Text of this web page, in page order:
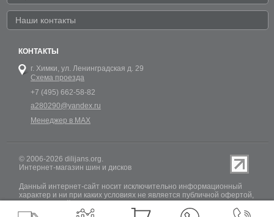
Наши контакты
КОНТАКТЫ
г. Химки, ул. Ленинградская д. 29
Схема проезда
+7 (495) 662-58-82
a280290@yandex.ru
Менеджер в MAX
© 2006-2026 dilijans.org.
Интернет-магазин шин и дисков
Данный интернет-сайт носит исключительно информационный
характер и ни при каких условиях не является публичной офертой,
определяемой положениями Статьи 437 (2) Гражданского кодекса
РФ. Обновление информации о наличии шин и дисков на сайте